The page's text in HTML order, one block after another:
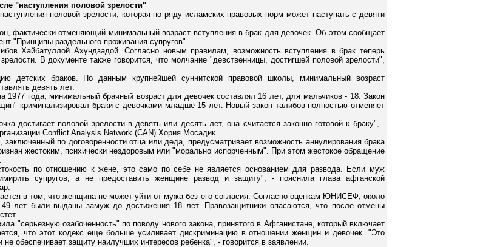
"наступления половой зрелости"
половой зрелости, которая по ряду исламских правовых норм может наступать с девяти
фактически отменяющий минимальный возраст вступления в брак для девочек. Об этом сообщает
"Принципы раздельного проживания супругов".
Хайбатуллой Ахундзадой. Согласно новым правилам, возможность вступления в брак теперь
В документе также говорится, что молчание "девственницы, достигшей половой зрелости",
детских браков. По данным крупнейшей суннитской правовой школы, минимальный возраст
девять лет.
1977 года, минимальный брачный возраст для девочек составлял 16 лет, для мальчиков - 18. Закон
криминализировал браки с девочками младше 15 лет. Новый закон талибов полностью отменяет
достигает половой зрелости в девять или десять лет, она считается законно готовой к браку", -
Conflict Analysis Network (CAN) Хория Мосадик.
по договоренности отца или деда, предусматривает возможность аннулирования брака
жестоким, психически нездоровым или "морально испорченным". При этом жестокое обращение
по отношению к жене, это само по себе не является основанием для развода. Если муж
супругов, а не предоставить женщине развод и защиту", - пояснила глава афганской
в том, что женщина не может уйти от мужа без его согласия. Согласно оценкам ЮНИСЕФ, около
лет были выданы замуж до достижения 18 лет. Правозащитники опасаются, что после отмены
"серьезную озабоченность" по поводу нового закона, принятого в Афганистане, который включает
что этот кодекс еще больше усиливает дискриминацию в отношении женщин и девочек. "Это
обеспечивает защиту наилучших интересов ребенка", - говорится в заявлении.